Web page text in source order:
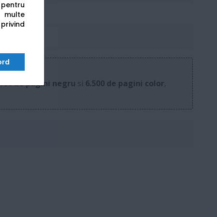
multe
de pagini negru si 6.500 de pagini color,